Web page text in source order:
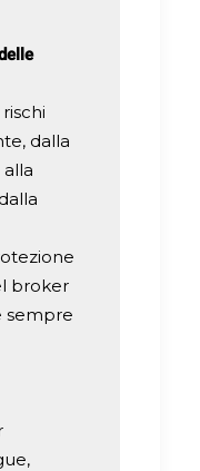
dalla
broker
sempre